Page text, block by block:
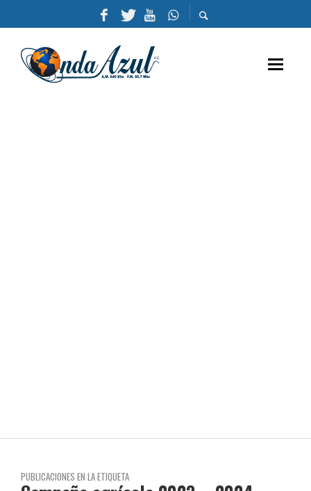
PUBLICACIONES EN LA ETIQUETA